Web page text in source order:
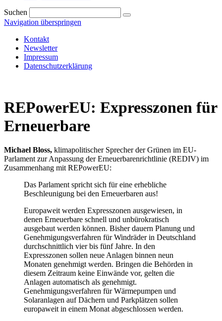
Suchen
Navigation überspringen
Kontakt
Newsletter
Impressum
Datenschutzerklärung
REPowerEU: Expresszonen für
Erneuerbare
Michael Bloss, klimapolitischer Sprecher der Grünen im EU-
Parlament zur Anpassung der Erneuerbarenrichtlinie (REDIV) im
Zusammenhang mit REPowerEU:
Das Parlament spricht sich für eine erhebliche
Beschleunigung bei den Erneuerbaren aus!
Europaweit werden Expresszonen ausgewiesen, in
denen Erneuerbare schnell und unbürokratisch
ausgebaut werden können. Bisher dauern Planung und
Genehmigungsverfahren für Windräder in Deutschland
durchschnittlich vier bis fünf Jahre. In den
Expresszonen sollen neue Anlagen binnen neun
Monaten genehmigt werden. Bringen die Behörden in
diesem Zeitraum keine Einwände vor, gelten die
Anlagen automatisch als genehmigt.
Genehmigungsverfahren für Wärmepumpen und
Solaranlagen auf Dächern und Parkplätzen sollen
europaweit in einem Monat abgeschlossen werden.